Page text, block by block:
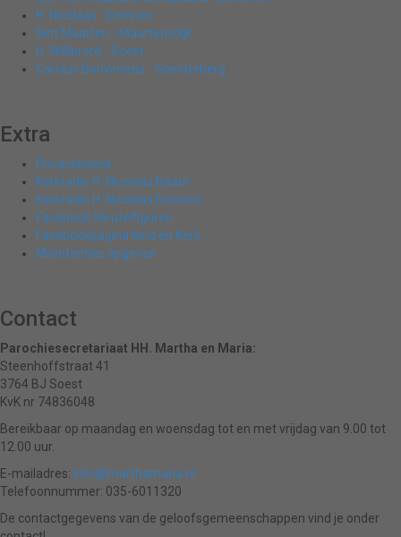
H. Nicolaas - Eemnes
Sint Maarten - Maartensdijk
H. Willibrord - Soest
Carolus Borromeüs - Soesterberg
Extra
Privacybeleid
Kerkradio H. Nicolaas Baarn
Kerkradio H. Nicolaas Eemnes
Facebook Sleutelfiguren
Facebookpagina Kind en Kerk
Misintenties opgeven
Contact
Parochiesecretariaat HH. Martha en Maria:
Steenhoffstraat 41
3764 BJ Soest
KvK nr 74836048
Bereikbaar op maandag en woensdag tot en met vrijdag van 9.00 tot
12.00 uur.
E-mailadres: info@marthamaria.nl
Telefoonnummer: 035-6011320
De contactgegevens van de geloofsgemeenschappen vind je onder